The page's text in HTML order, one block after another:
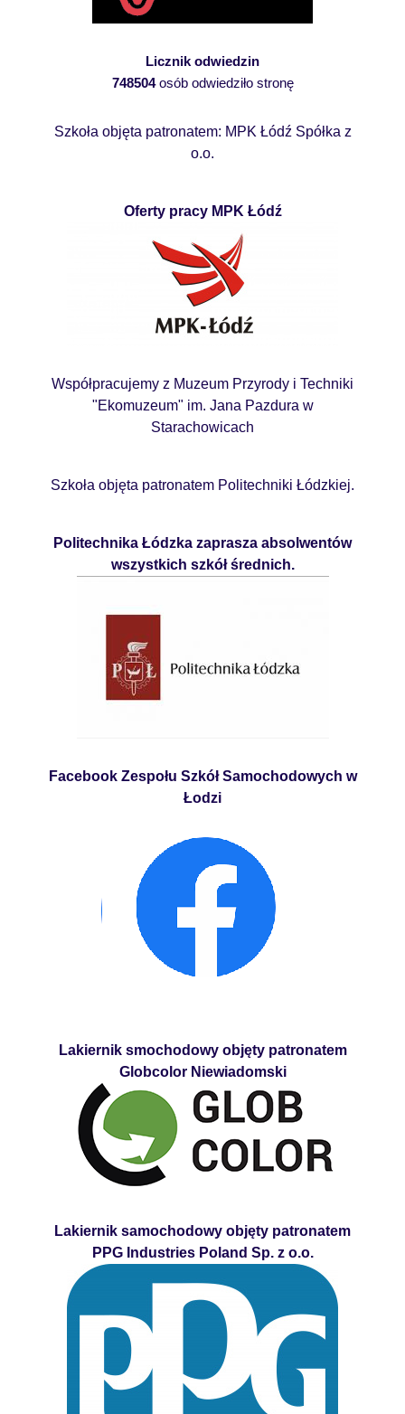
Licznik odwiedzin
748504osób odwiedziło stronę
Szkoła objęta patronatem: MPK Łódź Spółka z
o.o.
Oferty pracy MPK Łódź
Współpracujemy z Muzeum Przyrody i Techniki
"Ekomuzeum" im. Jana Pazdura w
Starachowicach
Szkoła objęta patronatem Politechniki Łódzkiej.
Politechnika Łódzka zaprasza absolwentów
wszystkich szkół średnich.
Facebook Zespołu Szkół Samochodowych w
Łodzi
Lakiernik smochodowy objęty patronatem
Globcolor Niewiadomski
Lakiernik samochodowy objęty patronatem
PPG Industries Poland Sp. z o.o.